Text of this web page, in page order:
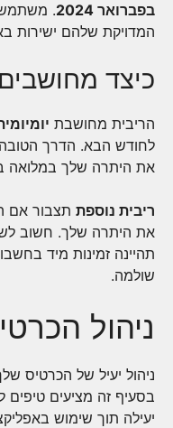
בפברואר 2024
.
המדויקת שלהם ישירות
כיצד
הריבית מחושבת
לחודש הבא. הדרך
את היתרה שלך במלואה
ריבית נוספת תצבור אם
את היתרה שלך. חשוב
תהיינה זמינות מיד
שולמה.
ניהול
ניהול יעיל של הכרטיס
בסעיף זה מציעים טיפים
יעילה תוך שימוש